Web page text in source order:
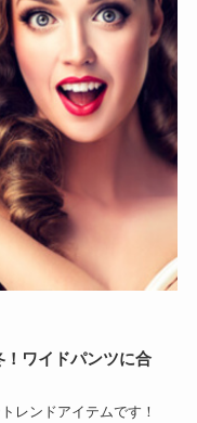
！ワイドパンツに合
レンドアイテムです！